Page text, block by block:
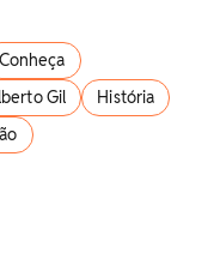
Conheça
Gil
História